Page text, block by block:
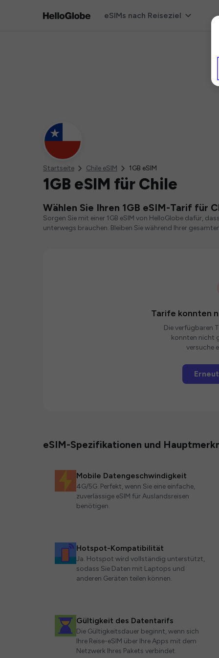
eSIMs nach Reiseziel
Startseite Chile eSIM 1GB eSIM
1GB eSIM für Chile
Wählen Sie Ihren 1GB eSIM-Tarif für
Sorgen Sie mit einer 1GB eSIM von HelloGlobe dafür,
unterwegs brauchen. Bleiben Sie während Ihrer
Tarife konnten
Die verfügbaren
konnten nicht
versuche
eSIM-Spezifikationen und
Mobile Datengeschwindigkeit
4G/5G. Perfekt, wenn Sie eine einfache,
zuverlässige eSIM für Auslandsreisen
benötigen.
Hotspot-Kompatibilität
Ja. Hotspot wird vollständig unterstützt,
sodass Sie Daten mit Laptops und
anderen Geräten teilen können.
Gültigkeit des Datentarifs
Die Gültigkeitsdauer beginnt, wenn sich
Ihre Reise-eSIM über Ihre Apps mit dem
Netzwerk Ihres Pakets verbindet.